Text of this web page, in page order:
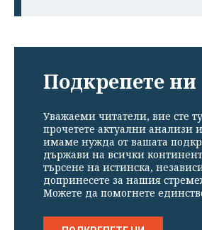
Подкрепете ни
Уважаеми читатели, вие сте
прочетете актуални анализи
имаме нужда от вашата
държави на всички
търсене на истинска,
допринесете за нашия
Можете да помогнете